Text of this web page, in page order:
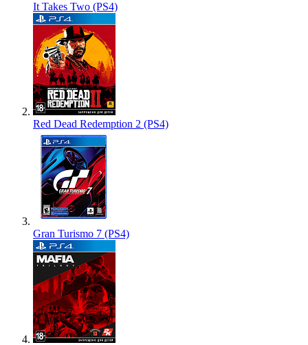
It Takes Two (PS4)
Red Dead Redemption 2 (PS4)
Gran Turismo 7 (PS4)